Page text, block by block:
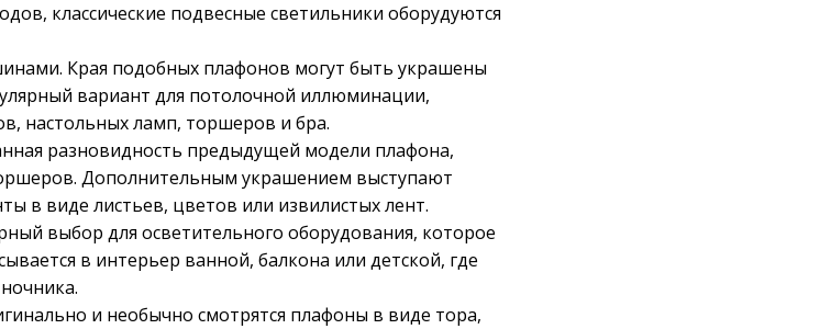
классические подвесные светильники оборудуются
Края подобных плафонов могут быть украшены
вариант для потолочной иллюминации,
настольных ламп, торшеров и бра.
разновидность предыдущей модели плафона,
Дополнительным украшением выступают
в виде листьев, цветов или извилистых лент.
выбор для осветительного оборудования, которое
в интерьер ванной, балкона или детской, где
и необычно смотрятся плафоны в виде тора,